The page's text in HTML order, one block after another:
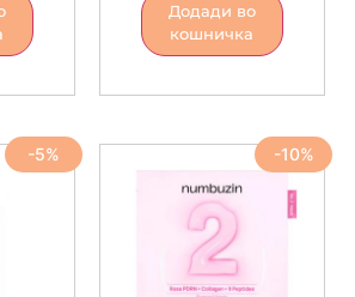
Додади во
кошничка
-5% -10%